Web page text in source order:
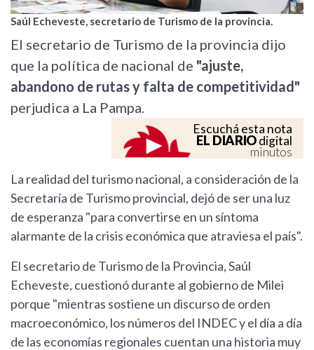
Saúl Echeveste, secretario de Turismo de la provincia.
El secretario de Turismo de la provincia dijo
que la política de nacional de "ajuste,
abandono de rutas y falta de competitividad"
perjudica a La Pampa.
Escuchá esta nota
EL DIARIOdigital
minutos
La realidad del turismo nacional, a consideración de la
Secretaría de Turismo provincial, dejó de ser una luz
de esperanza "para convertirse en un síntoma
alarmante de la crisis económica que atraviesa el país".
El secretario de Turismo de la Provincia, Saúl
Echeveste, cuestionó durante al gobierno de Milei
porque "mientras sostiene un discurso de orden
macroeconómico, los números del INDEC y el día a día
de las economías regionales cuentan una historia muy